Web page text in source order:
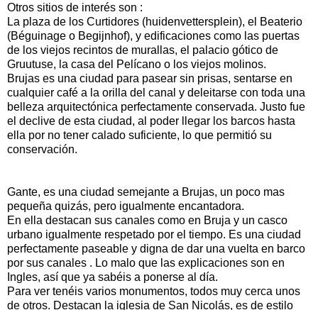
Otros sitios de interés son :
La plaza de los Curtidores (huidenvettersplein), el Beaterio
(Béguinage o Begijnhof), y edificaciones como las puertas
de los viejos recintos de murallas, el palacio gótico de
Gruutuse, la casa del Pelícano o los viejos molinos.
Brujas es una ciudad para pasear sin prisas, sentarse en
cualquier café a la orilla del canal y deleitarse con toda una
belleza arquitectónica perfectamente conservada. Justo fue
el declive de esta ciudad, al poder llegar los barcos hasta
ella por no tener calado suficiente, lo que permitió su
conservación.
Gante, es una ciudad semejante a Brujas, un poco mas
pequeña quizás, pero igualmente encantadora.
En ella destacan sus canales como en Bruja y un casco
urbano igualmente respetado por el tiempo. Es una ciudad
perfectamente paseable y digna de dar una vuelta en barco
por sus canales . Lo malo que las explicaciones son en
Ingles, así que ya sabéis a ponerse al día.
Para ver tenéis varios monumentos, todos muy cerca unos
de otros. Destacan la iglesia de San Nicolás, es de estilo